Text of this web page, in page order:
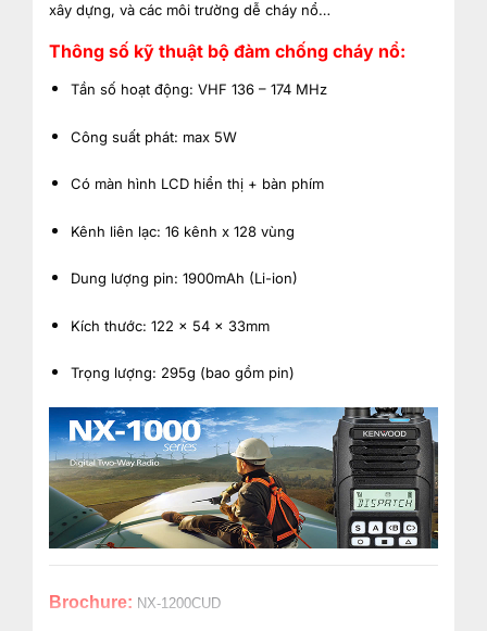
xây dựng, và các môi trường dễ cháy nổ…
Thông số kỹ thuật bộ đàm chống cháy nổ:
Tần số hoạt động: VHF 136 – 174 MHz
Công suất phát: max 5W
Có màn hình LCD hiển thị + bàn phím
Kênh liên lạc: 16 kênh x 128 vùng
Dung lượng pin: 1900mAh (Li-ion)
Kích thước: 122 x 54 x 33mm
Trọng lượng: 295g (bao gồm pin)
Brochure: NX-1200CUD